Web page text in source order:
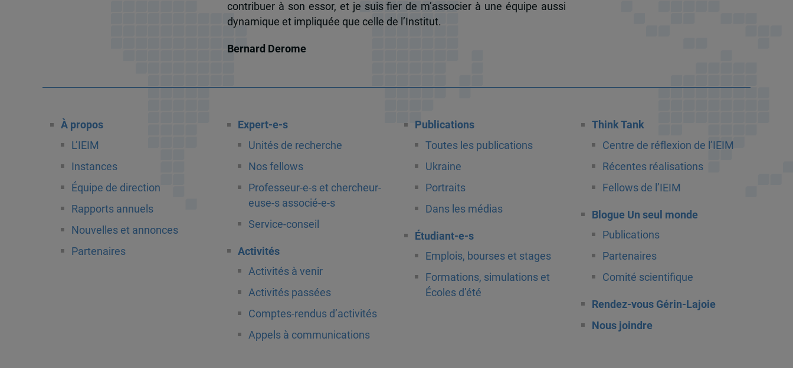
contribuer à son essor, et je suis fier de m’associer à une équipe aussi
dynamique et impliquée que celle de l’Institut.
Bernard Derome
À propos
L’IEIM
Instances
Équipe de direction
Rapports annuels
Nouvelles et annonces
Partenaires
Expert-e-s
Unités de recherche
Nos fellows
Professeur-e-s et chercheur-
euse-s associé-e-s
Service-conseil
Activités
Activités à venir
Activités passées
Comptes-rendus d’activités
Appels à communications
Publications
Toutes les publications
Ukraine
Portraits
Dans les médias
Étudiant-e-s
Emplois, bourses et stages
Formations, simulations et
Écoles d’été
Think Tank
Centre de réflexion de l’IEIM
Récentes réalisations
Fellows de l’IEIM
Blogue Un seul monde
Publications
Partenaires
Comité scientifique
Rendez-vous Gérin-Lajoie
Nous joindre